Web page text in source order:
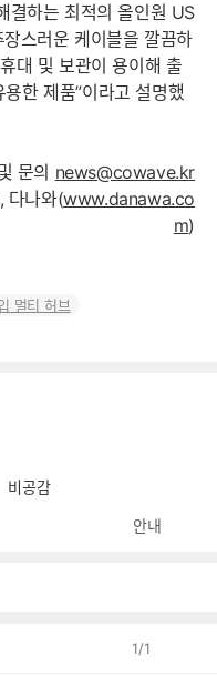
결하는 최적의 올인원 US
스러운 케이블을 깔끔하
대 및 보관이 용이해 출
한 제품”이라고 설명했
문의 news@cowave.kr
다나와(www.danawa.co
m)
멀티 허브
비공감
안내
1/1